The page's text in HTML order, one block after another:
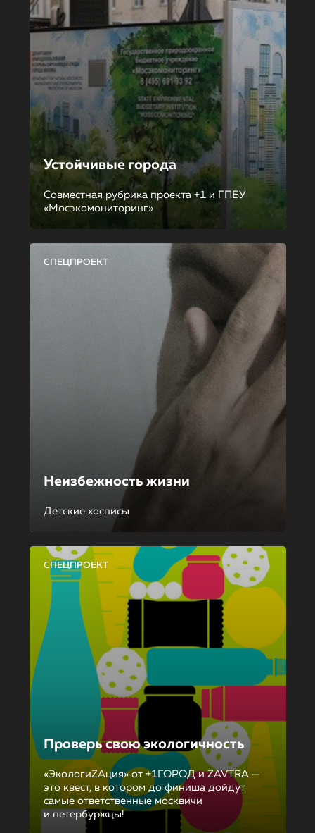
Устойчивые города
Совместная рубрика проекта +1 и ГПБУ
«Мосэкомониторинг»
СПЕЦПРОЕКТ
Неизбежность жизни
Детские хосписы
СПЕЦПРОЕКТ
Проверь свою экологичность
«ЭкологиZAция» от +1ГОРОД и ZAVTRA —
это квест, в котором до финиша дойдут
самые ответственные москвичи
и петербуржцы!